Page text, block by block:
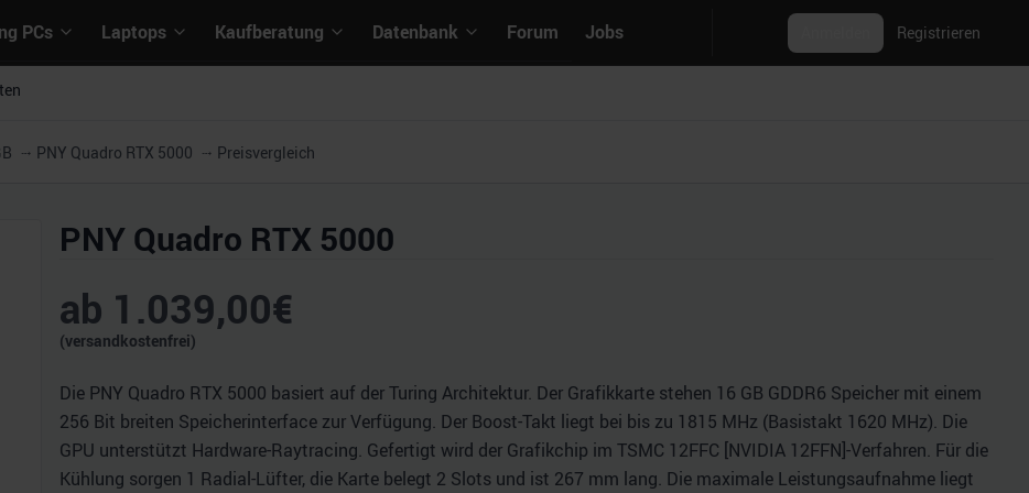
PCs Laptops Kaufberatung Datenbank Forum Jobs Registrieren
PNY Quadro RTX 5000 Preisvergleich
PNY Quadro RTX 5000
ab 1.039,00€
(versandkostenfrei)
Die PNY Quadro RTX 5000 basiert auf der Turing Architektur. Der Grafikkarte stehen 16 GB GDDR6 Speicher mit einem
256 Bit breiten Speicherinterface zur Verfügung. Der Boost-Takt liegt bei bis zu 1815 MHz (Basistakt 1620 MHz). Die
GPU unterstützt Hardware-Raytracing. Gefertigt wird der Grafikchip im TSMC 12FFC [NVIDIA 12FFN]-Verfahren. Für die
Kühlung sorgen 1 Radial-Lüfter, die Karte belegt 2 Slots und ist 267 mm lang. Die maximale Leistungsaufnahme liegt